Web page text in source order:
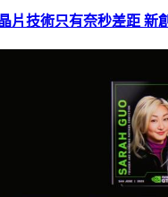
片技術只有奈秒差距 新